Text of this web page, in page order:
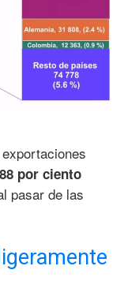
por ciento
pasar de las